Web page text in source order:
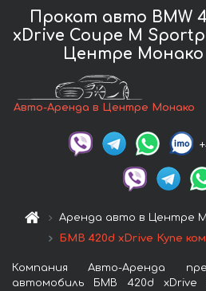
Прокат авто BMW
xDrive Coupe M
Центре Монако
Авто-Аренда в Центре Монако
Аренда авто в Центре
БМВ 420d xDrive Купе
Компания Авто-Аренда
автомобиль БМВ 420d xDrive